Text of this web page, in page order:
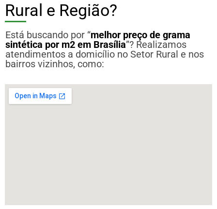
Rural e Região?
Está buscando por “melhor preço de grama
sintética por m2 em Brasília”? Realizamos
atendimentos a domicílio no Setor Rural e nos
bairros vizinhos, como: